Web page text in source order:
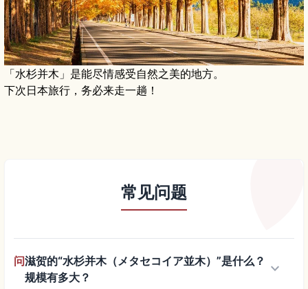
「水杉并木」是能尽情感受自然之美的地方。
下次日本旅行，务必来走一趟！
常见问题
问滋贺的“水杉并木（メタセコイア並木）”是什么？
规模有多大？
keyboard_arrow_down